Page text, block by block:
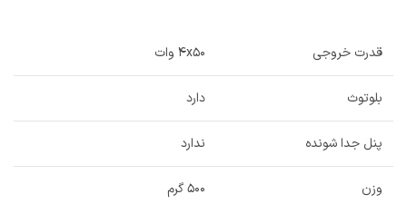
قدرت خروجی ۴x۵۰ وات
بلوتوث دارد
پنل جدا شونده ندارد
وزن ۵۰۰ گرم